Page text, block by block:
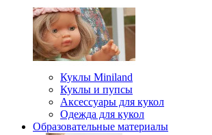
Куклы Miniland
Куклы и пупсы
Аксессуары для кукол
Одежда для кукол
Образовательные материалы